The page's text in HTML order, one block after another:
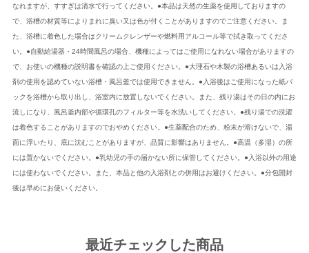
なれますが、すすぎは清水で行ってください。●本品は天然の生薬を使用しておりますの
で、浴槽の材質等によりまれに臭い又は色が付くことがありますのでご注意ください。ま
た、浴槽に着色した場合はクリームクレンザーや燃料用アルコール等で拭き取ってくださ
い。●自動給湯器・24時間風呂の場合、機種によってはご使用になれない場合がありますの
で、お使いの機種の説明書を確認の上ご使用ください。●大理石や木製の浴槽あるいは入浴
剤の使用を認めていない浴槽・風呂釜では使用できません。●入浴後はご使用になった紙パ
ックを浴槽から取り出し、浴室内に放置しないでください。また、残り湯はその日の内にお
流しになり、風呂釜内部や循環孔のフィルター等を水洗いしてください。●残り湯での洗濯
は着色することがありますのでおやめください。●生薬配合のため、粉末が溶けないで、湯
面に浮いたり、底に沈むことがありますが、品質に影響はありません。●高温（多湿）の所
には置かないでください。●乳幼児の手の届かない所に保管してください。●入浴以外の用途
には使わないでください。また、本品と他の入浴剤との併用はお避けください。●分包開封
後は早めにお使いください。
最近チェックした商品